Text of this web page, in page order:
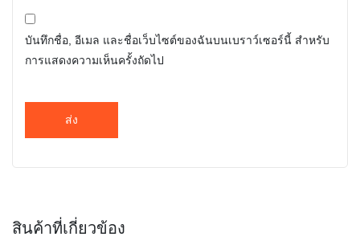
บันทึกชื่อ, อีเมล และชื่อเว็บไซต์ของฉันบนเบราว์เซอร์นี้ สำหรับ
การแสดงความเห็นครั้งถัดไป
สินค้าที่เกี่ยวข้อง